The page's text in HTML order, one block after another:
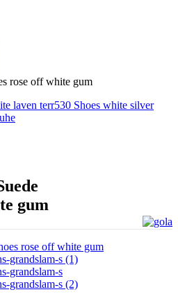
rose off white gum
laven terr530 Shoes white silver
gum